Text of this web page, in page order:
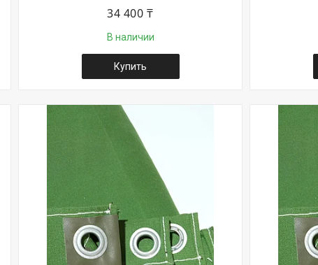
34 400 ₸
В наличии
Купить